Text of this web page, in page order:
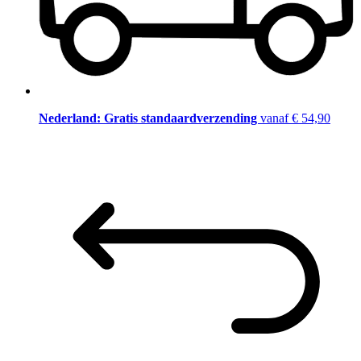
Nederland: Gratis standaardverzending vanaf € 54,90